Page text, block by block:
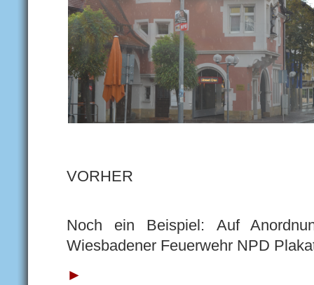
VORHER
Noch ein Beispiel: Auf
Wiesbadener Feuerwehr NPD
►